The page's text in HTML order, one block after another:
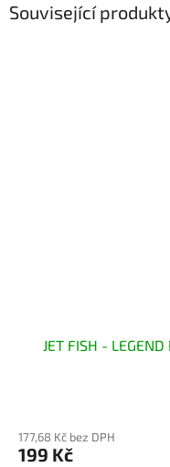
Související
JET FISH -
177,68 Kč bez DPH
199 Kč